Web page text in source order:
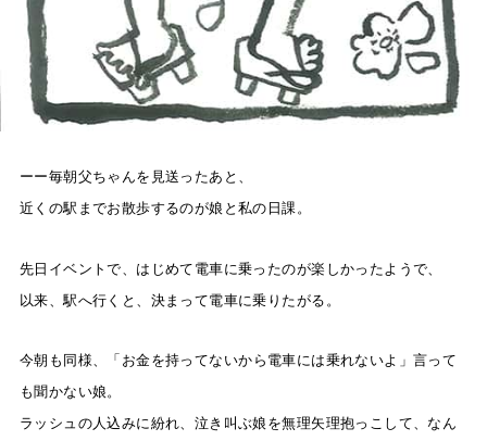
ーー毎朝父ちゃんを見送ったあと、
近くの駅までお散歩するのが娘と私の日課。
先日イベントで、はじめて電車に乗ったのが楽しかったようで、
以来、駅へ行くと、決まって電車に乗りたがる。
今朝も同様、
「お金を持ってないから電車には乗れないよ」言って
も聞かない娘。
ラッシュの人込みに紛れ、泣き叫ぶ娘を無理矢理抱っこして、なん